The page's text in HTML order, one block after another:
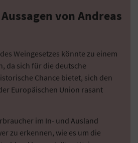
von Andreas
Weingesetzes könnte zu einem
da sich für die deutsche
Chance bietet, sich den
Europäischen Union rasant
im In- und Ausland
zu erkennen, wie es um die